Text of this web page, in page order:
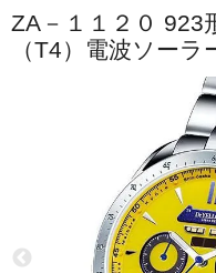
ZA－１１２０ 923
（T4）電波ソー